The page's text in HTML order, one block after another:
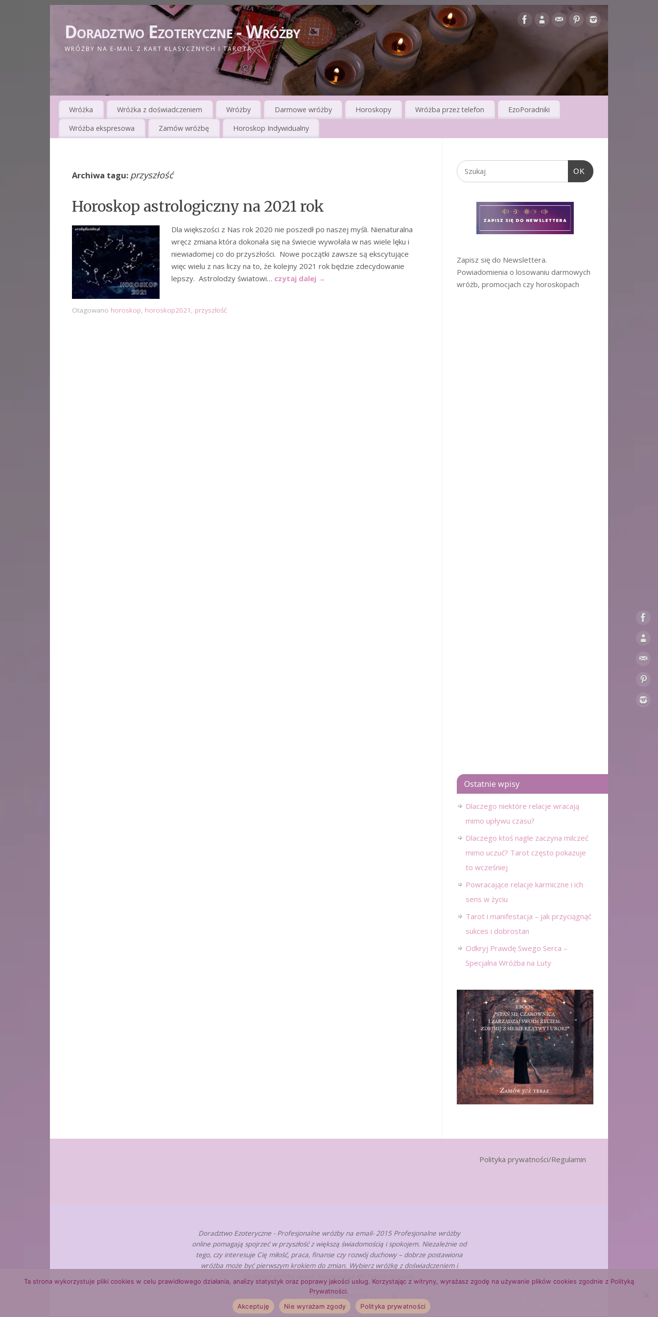
Doradztwo Ezoteryczne - Wróżby
WRÓŻBY NA E-MAIL Z KART KLASYCZNYCH I TAROTA
Wróżka Wróżka z doświadczeniem Wróżby Darmowe wróżby Horoskopy Wróżba przez telefon EzoPoradniki
Wróżba ekspresowa Zamów wróżbę Horoskop Indywidualny
Archiwa tagu: przyszłość
Horoskop astrologiczny na 2021 rok
Dla większości z Nas rok 2020 nie poszedł po naszej myśli. Nienaturalna
wręcz zmiana która dokonała się na świecie wywołała w nas wiele lęku i
niewiadomej co do przyszłości. Nowe początki zawsze są ekscytujące
więc wielu z nas liczy na to, że kolejny 2021 rok będzie zdecydowanie
lepszy. Astrolodzy światowi… czytaj dalej →
Otagowano horoskop horoskop2021 przyszłość
OK
Zapisz się do Newslettera.
Powiadomienia o losowaniu darmowych
wróżb, promocjach czy horoskopach
Ostatnie wpisy
Dlaczego niektóre relacje wracają
mimo upływu czasu?
Dlaczego ktoś nagle zaczyna milczeć
mimo uczuć? Tarot często pokazuje
to wcześniej
Powracające relacje karmiczne i ich
sens w życiu
Tarot i manifestacja – jak przyciągnąć
sukces i dobrostan
Odkryj Prawdę Swego Serca –
Specjalna Wróżba na Luty
Polityka prywatności/Regulamin
Doradztwo Ezoteryczne - Profesjonalne wróżby na email- 2015 Profesjonalne wróżby
online pomagają spojrzeć w przyszłość z większą świadomością i spokojem. Niezależnie od
tego, czy interesuje Cię miłość, praca, finanse czy rozwój duchowy – dobrze postawiona
wróżba może być pierwszym krokiem do zmian. Wybierz wróżkę z doświadczeniem i
otrzymaj wróżbę email dopasowaną do Twoich potrzeb.
Doradztwo Ezoteryczne – Wróżby| Oparte na
Ta strona wykorzystuje pliki cookies w celu prawidłowego działania, analizy statystyk oraz poprawy jakości usług. Korzystając z witryny, wyrażasz zgodę na używanie plików cookies zgodnie z Polityką
Prywatności.
Akceptuję
Nie wyrażam zgody Polityka prywatności